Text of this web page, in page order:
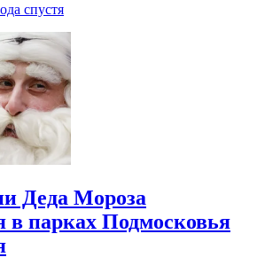
спустя
Деда Мороза
в парках Подмосковья